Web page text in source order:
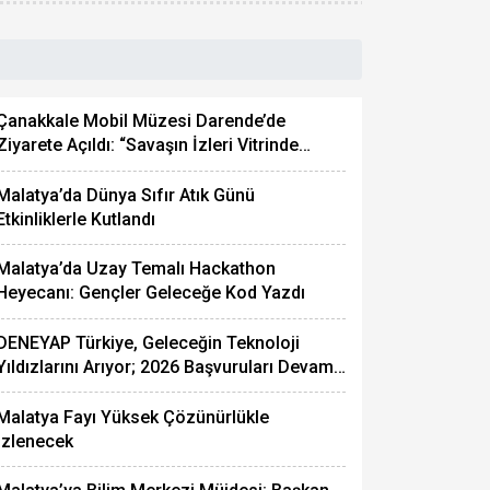
Mobil Müzesi Darende’de
Açıldı: “Savaşın İzleri Vitrinde
Dünya Sıfır Atık Günü
Kutlandı
Uzay Temalı Hackathon
Gençler Geleceğe Kod Yazdı
Türkiye, Geleceğin Teknoloji
Arıyor; 2026 Başvuruları Devam
Fayı Yüksek Çözünürlükle